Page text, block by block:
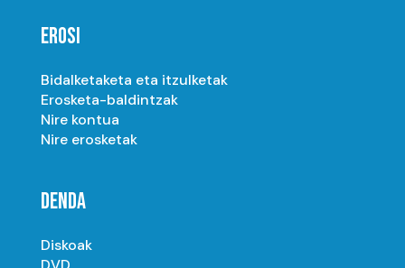
EROSI
Bidalketaketa eta itzulketak
Erosketa-baldintzak
Nire kontua
Nire erosketak
DENDA
Diskoak